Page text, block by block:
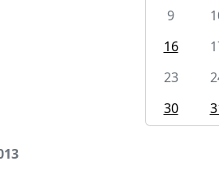
9
16
23
30